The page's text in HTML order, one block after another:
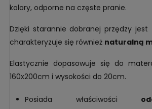
kolory, odporne na częste pranie.
Dzięki starannie dobranej przędzy jest
charakteryzuje się również naturalną
Elastycznie dopasowuje się do
160x200cm i wysokości do 20cm.
Posiada właściwości